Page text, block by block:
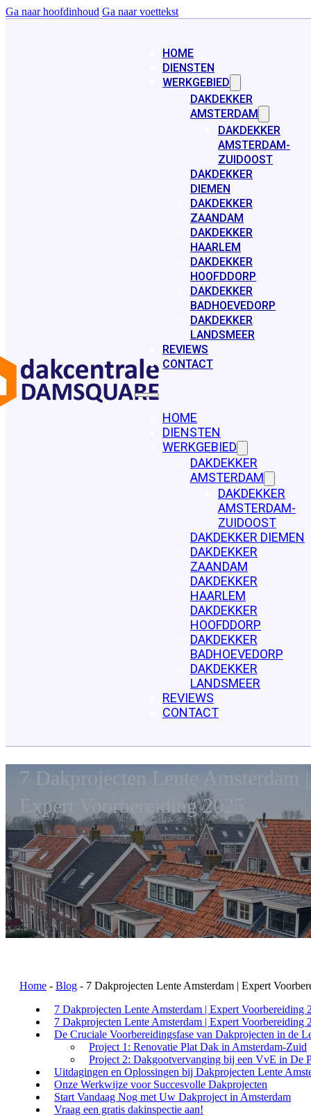
Ga naar hoofdinhoud Ga naar voettekst
HOME
DIENSTEN
WERKGEBIED
DAKDEKKER
AMSTERDAM
DAKDEKKER
AMSTERDAM-
ZUIDOOST
DAKDEKKER
DIEMEN
DAKDEKKER
ZAANDAM
DAKDEKKER
HAARLEM
DAKDEKKER
HOOFDDORP
DAKDEKKER
BADHOEVEDORP
DAKDEKKER
LANDSMEER
REVIEWS
CONTACT
HOME
DIENSTEN
WERKGEBIED
DAKDEKKER
AMSTERDAM
DAKDEKKER
AMSTERDAM-
ZUIDOOST
DAKDEKKER DIEMEN
DAKDEKKER
ZAANDAM
DAKDEKKER
HAARLEM
DAKDEKKER
HOOFDDORP
DAKDEKKER
BADHOEVEDORP
DAKDEKKER
LANDSMEER
REVIEWS
CONTACT
7 Dakprojecten Lente Amsterdam |
Expert Voorbereiding 2025
Home - Blog - 7 Dakprojecten Lente Amsterdam | Expert
7 Dakprojecten Lente Amsterdam | Expert Voorbereiding
7 Dakprojecten Lente Amsterdam | Expert Voorbereiding
De Cruciale Voorbereidingsfase van Dakprojecten in de
Project 1: Renovatie Plat Dak in Amsterdam-Zuid
Project 2: Dakgootvervanging bij een VvE in De
Uitdagingen en Oplossingen bij Dakprojecten Lente
Onze Werkwijze voor Succesvolle Dakprojecten
Start Vandaag Nog met Uw Dakproject in Amsterdam
Vraag een gratis dakinspectie aan!